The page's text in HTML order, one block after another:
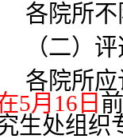
各院所
（二）
各院所
5月16日
生处组织